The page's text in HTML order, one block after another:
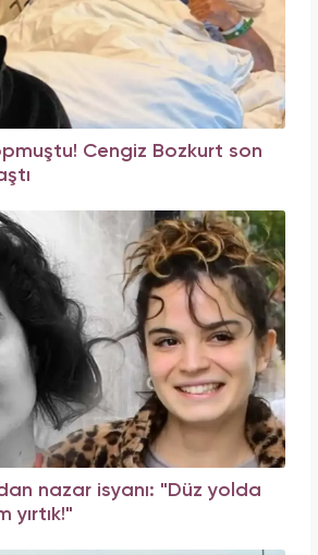
Cengiz Bozkurt son
nazar isyanı: "Düz yolda
yırtık!"